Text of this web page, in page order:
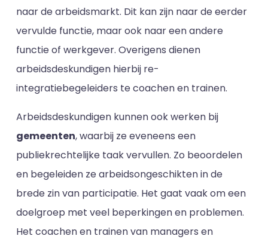
naar de arbeidsmarkt. Dit kan zijn naar de eerder
vervulde functie, maar ook naar een andere
functie of werkgever. Overigens dienen
arbeidsdeskundigen hierbij re-
integratiebegeleiders te coachen en trainen.
Arbeidsdeskundigen kunnen ook werken bij
gemeenten, waarbij ze eveneens een
publiekrechtelijke taak vervullen. Zo beoordelen
en begeleiden ze arbeidsongeschikten in de
brede zin van participatie. Het gaat vaak om een
doelgroep met veel beperkingen en problemen.
Het coachen en trainen van managers en